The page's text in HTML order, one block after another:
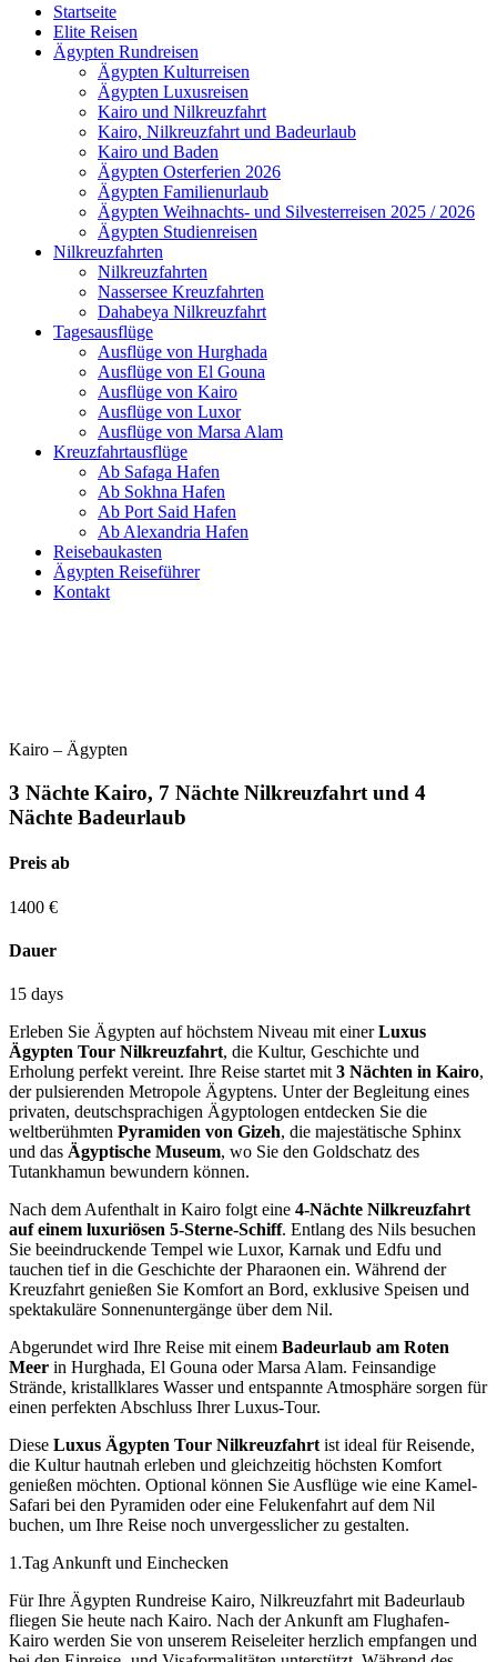
Startseite
Elite Reisen
Ägypten Rundreisen
Ägypten Kulturreisen
Ägypten Luxusreisen
Kairo und Nilkreuzfahrt
Kairo, Nilkreuzfahrt und Badeurlaub
Kairo und Baden
Ägypten Osterferien 2026
Ägypten Familienurlaub
Ägypten Weihnachts- und Silvesterreisen 2025 / 2026
Ägypten Studienreisen
Nilkreuzfahrten
Nilkreuzfahrten
Nassersee Kreuzfahrten
Dahabeya Nilkreuzfahrt
Tagesausflüge
Ausflüge von Hurghada
Ausflüge von El Gouna
Ausflüge von Kairo
Ausflüge von Luxor
Ausflüge von Marsa Alam
Kreuzfahrtausflüge
Ab Safaga Hafen
Ab Sokhna Hafen
Ab Port Said Hafen
Ab Alexandria Hafen
Reisebaukasten
Ägypten Reiseführer
Kontakt
Kairo – Ägypten
3 Nächte Kairo, 7 Nächte Nilkreuzfahrt und 4
Nächte Badeurlaub
Preis ab
1400 €
Dauer
15 days
Erleben Sie Ägypten auf höchstem Niveau mit einerLuxus
Ägypten Tour Nilkreuzfahrt, die Kultur, Geschichte und
Erholung perfekt vereint. Ihre Reise startet mit 3 Nächten in Kairo,
der pulsierenden Metropole Ägyptens. Unter der Begleitung eines
privaten, deutschsprachigen Ägyptologen entdecken Sie die
weltberühmten Pyramiden von Gizeh, die majestätische Sphinx
und das Ägyptische Museum, wo Sie den Goldschatz des
Tutankhamun bewundern können.
Nach dem Aufenthalt in Kairo folgt eine 4-Nächte Nilkreuzfahrt
auf einem luxuriösen 5-Sterne-Schiff. Entlang des Nils besuchen
Sie beeindruckende Tempel wie Luxor, Karnak und Edfu und
tauchen tief in die Geschichte der Pharaonen ein. Während der
Kreuzfahrt genießen Sie Komfort an Bord, exklusive Speisen und
spektakuläre Sonnenuntergänge über dem Nil.
Abgerundet wird Ihre Reise mit einem Badeurlaub am Roten
Meer in Hurghada, El Gouna oder Marsa Alam. Feinsandige
Strände, kristallklares Wasser und entspannte Atmosphäre sorgen für
einen perfekten Abschluss Ihrer Luxus-Tour.
Diese Luxus Ägypten Tour Nilkreuzfahrt ist ideal für Reisende,
die Kultur hautnah erleben und gleichzeitig höchsten Komfort
genießen möchten. Optional können Sie Ausflüge wie eine Kamel-
Safari bei den Pyramiden oder eine Felukenfahrt auf dem Nil
buchen, um Ihre Reise noch unvergesslicher zu gestalten.
1.Tag Ankunft und Einchecken
Für Ihre Ägypten Rundreise Kairo, Nilkreuzfahrt mit Badeurlaub
fliegen Sie heute nach Kairo. Nach der Ankunft am Flughafen-
Kairo werden Sie von unserem Reiseleiter herzlich empfangen und